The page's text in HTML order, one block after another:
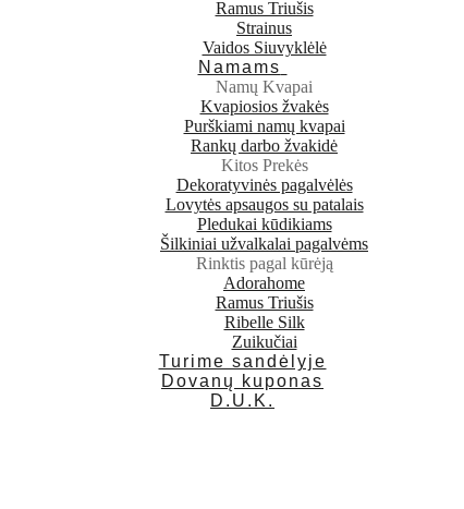
Ramus Triušis
Strainus
Vaidos Siuvyklėlė
Namams
Namų Kvapai
Kvapiosios žvakės
Purškiami namų kvapai
Rankų darbo žvakidė
Kitos Prekės
Dekoratyvinės pagalvėlės
Lovytės apsaugos su patalais
Pledukai kūdikiams
Šilkiniai užvalkalai pagalvėms
Rinktis pagal kūrėją
Adorahome
Ramus Triušis
Ribelle Silk
Zuikučiai
Turime sandėlyje
Dovanų kuponas
D.U.K.